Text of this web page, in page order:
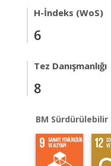
H-İndeks (WoS)
6
Tez Danışmanlığı
8
BM Sürdürülebilir